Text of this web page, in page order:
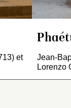
et
Jean-
Lorenzo